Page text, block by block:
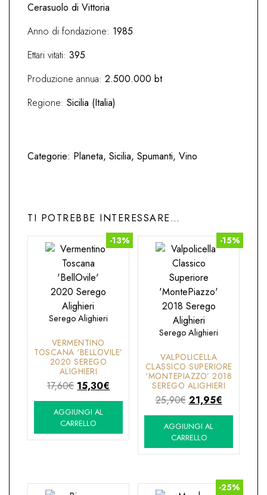
Cerasuolo di Vittoria
Anno di fondazione: 1985
Ettari vitati: 395
Produzione annua: 2.500.000 bt
Regione: Sicilia (Italia)
Categorie: Planeta, Sicilia, Spumanti, Vino
TI POTREBBE INTERESSARE…
-13%
Serego Alighieri
VERMENTINO
TOSCANA ‘BELLOVILE’
2020 SEREGO
ALIGHIERI
17,60€ Il
prezzo
originale
era:
17,60€.
15,30€
prezzo
15,30€.
AGGIUNGI AL
CARRELLO
-15%
Serego Alighieri
VALPOLICELLA
CLASSICO SUPERIORE
‘MONTEPIAZZO’ 2018
SEREGO ALIGHIERI
25,90€ Il
prezzo
originale
era:
25,90€.
21,95€Il
prezzo
21,95€.
AGGIUNGI AL
CARRELLO
-25%